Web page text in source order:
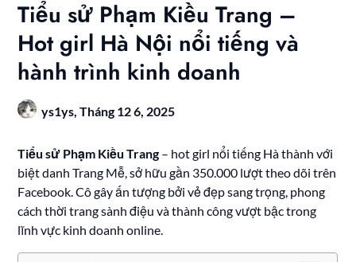
Tiểu sử Phạm Kiều Trang –
Hot girl Hà Nội nổi tiếng và
hành trình kinh doanh
ys1ys,Tháng 12 6, 2025
Tiểu sử Phạm Kiều Trang – hot girl nổi tiếng Hà thành với
biệt danh Trang Mễ, sở hữu gần 350.000 lượt theo dõi trên
Facebook. Cô gây ấn tượng bởi vẻ đẹp sang trọng, phong
cách thời trang sành điệu và thành công vượt bậc trong
lĩnh vực kinh doanh online.